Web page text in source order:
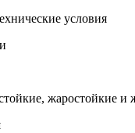
условия
жаростойкие